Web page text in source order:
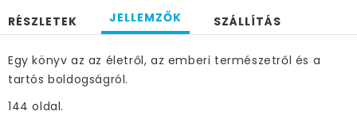
RÉSZLETEK JELLEMZŐK SZÁLLÍTÁS
Egy könyv az az életről, az emberi természetről és a
tartós boldogságról.
144 oldal.